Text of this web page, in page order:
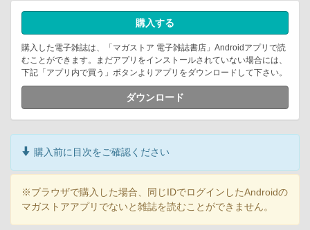
購入する
購入した電子雑誌は、「マガストア 電子雑誌書店」Androidアプリで読
むことができます。まだアプリをインストールされていない場合には、
下記「アプリ内で買う」ボタンよりアプリをダウンロードして下さい。
ダウンロード
購入前に目次をご確認ください
※ブラウザで購入した場合、同じIDでログインしたAndroidの
マガストアアプリでないと雑誌を読むことができません。